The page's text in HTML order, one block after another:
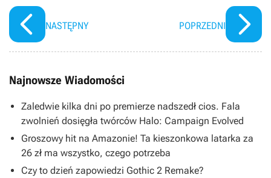
NASTĘPNY POPRZEDNI
Najnowsze Wiadomości
Zaledwie kilka dni po premierze nadszedł cios. Fala
zwolnień dosięgła twórców Halo: Campaign Evolved
Groszowy hit na Amazonie! Ta kieszonkowa latarka za
26 zł ma wszystko, czego potrzeba
Czy to dzień zapowiedzi Gothic 2 Remake?